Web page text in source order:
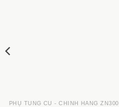
PHỤ TÙNG CŨ - CHÍNH HÃNG ZN300